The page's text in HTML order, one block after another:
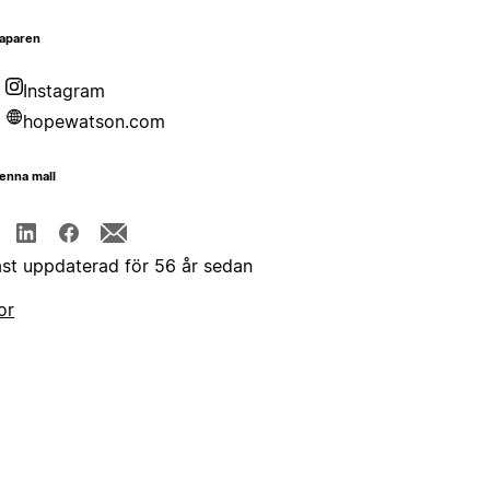
Instagram
hopewatson.com
mall
uppdaterad för 56 år sedan